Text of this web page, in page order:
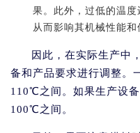
果。此外，过低的温度
从而影响其机械性能和
因此，在实际生产中
备和产品要求进行调整。
110℃之间。如果生产设
100℃之间。